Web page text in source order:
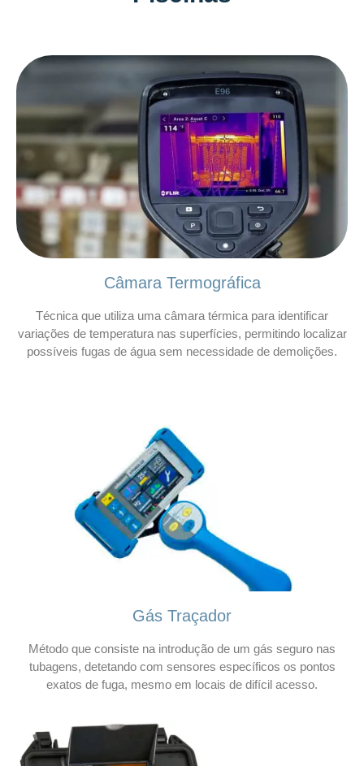
Câmara Termográfica
Técnica que utiliza uma câmara térmica para identificar
variações de temperatura nas superfícies, permitindo localizar
possíveis fugas de água sem necessidade de demolições.
Gás Traçador
Método que consiste na introdução de um gás seguro nas
tubagens, detetando com sensores específicos os pontos
exatos de fuga, mesmo em locais de difícil acesso.